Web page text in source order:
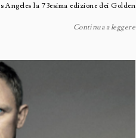
la 73esima edizione dei Golden
Continua a leggere